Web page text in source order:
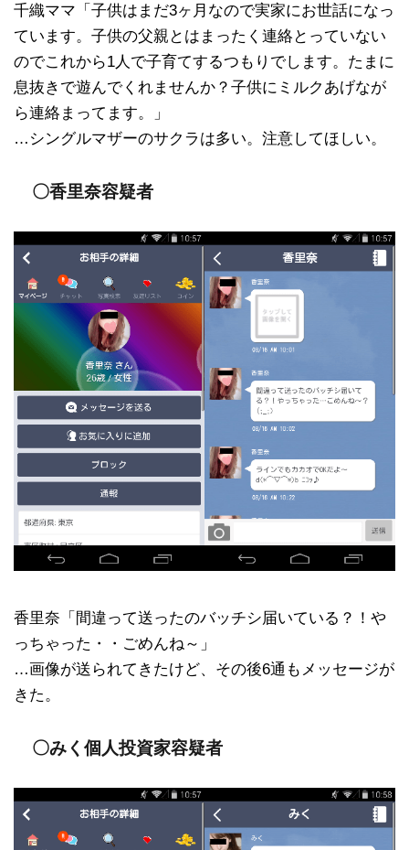
千織ママ「子供はまだ3ヶ月なので実家にお世話になっ
ています。子供の父親とはまったく連絡とっていない
のでこれから1人で子育てするつもりでします。たまに
息抜きで遊んでくれませんか？子供にミルクあげなが
ら連絡まってます。」
…シングルマザーのサクラは多い。注意してほしい。
〇香里奈容疑者
香里奈「間違って送ったのバッチシ届いている？！や
っちゃった・・ごめんね～」
…画像が送られてきたけど、その後6通もメッセージが
きた。
〇みく個人投資家容疑者